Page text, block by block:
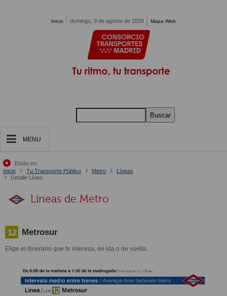
Inicio domingo, 9 de agosto de 2026 Mapa Web
Buscar
MENU
Estás en:
Inicio
Tu Transporte Público Metro
Líneas
Detalle Línea
Líneas de Metro
12 Metrosur
Elige el itinerario que te interesa, de ida o de vuelta.